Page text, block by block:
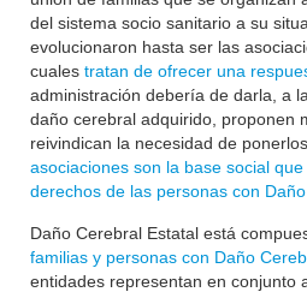
del sistema socio sanitario a su
evolucionaron hasta ser las
cuales tratan de ofrecer una
administración debería de darla, a
daño cerebral adquirido, proponen
reivindican la necesidad de
asociaciones son la base social
derechos de las personas con
Daño Cerebral Estatal está
familias y personas con Daño
entidades representan en conjunto